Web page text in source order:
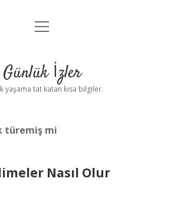
Anasayfa
Yasal Uyarı
menüyü
Günlük İzler
yaşama tat katan kısa bilgiler.
türemiş mi
Nasıl Olur